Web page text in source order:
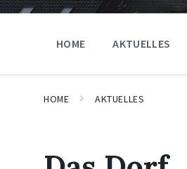
HOME AKTUELLES
HOME AKTUELLES